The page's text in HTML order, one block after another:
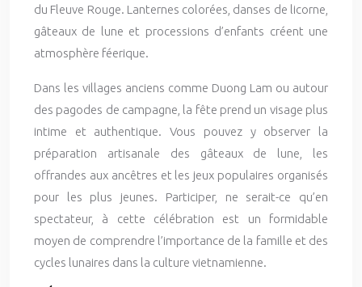
du Fleuve Rouge. Lanternes colorées, danses de licorne,
gâteaux de lune et processions d’enfants créent une
atmosphère féerique.
Dans les villages anciens comme Duong Lam ou autour
des pagodes de campagne, la fête prend un visage plus
intime et authentique. Vous pouvez y observer la
préparation artisanale des gâteaux de lune, les
offrandes aux ancêtres et les jeux populaires organisés
pour les plus jeunes. Participer, ne serait-ce qu’en
spectateur, à cette célébration est un formidable
moyen de comprendre l’importance de la famille et des
cycles lunaires dans la culture vietnamienne.